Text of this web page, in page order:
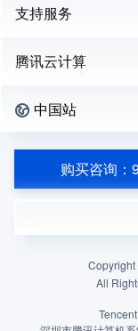
支持服务
腾讯云计算
中国站
购买咨询：
All